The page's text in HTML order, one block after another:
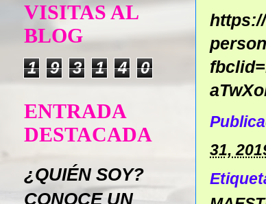
31,
VISITAS AL
BLOG
1 9 3 1 4 0
ENTRADA
DESTACADA
¿QUIÉN SOY?
CONOCE UN